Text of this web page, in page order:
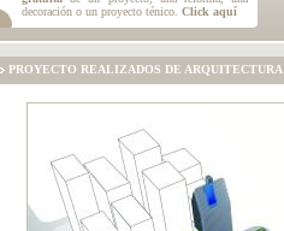
decoración o un proyecto ténico. Click aquí
PROYECTO REALIZADOS DE ARQUITECTURA